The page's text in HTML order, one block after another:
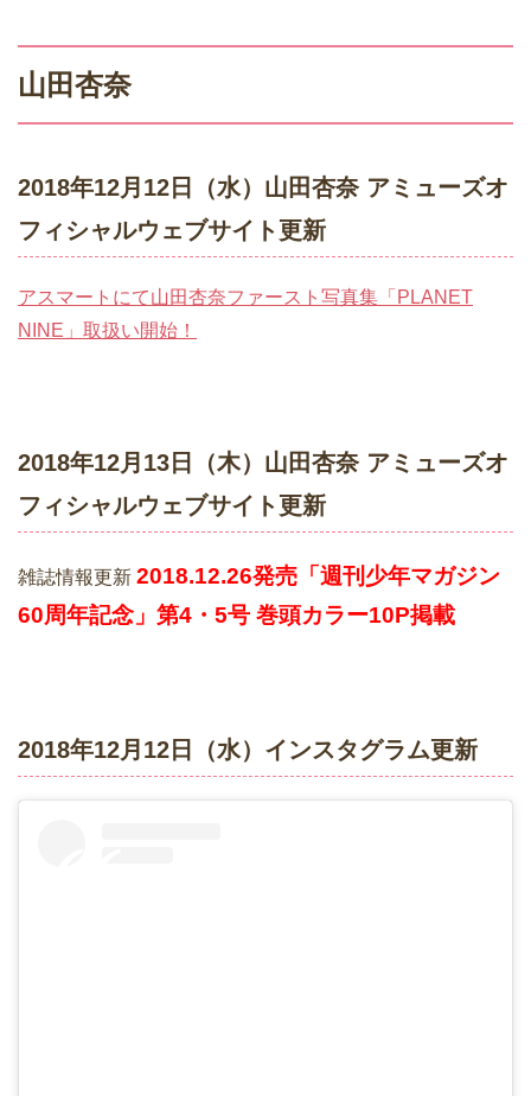
山田杏奈
2018年12月12日（水）山田杏奈 アミューズオ
フィシャルウェブサイト更新
アスマートにて山田杏奈ファースト写真集「PLANET
NINE」取扱い開始！
2018年12月13日（木）山田杏奈 アミューズオ
フィシャルウェブサイト更新
雑誌情報更新 2018.12.26発売「週刊少年マガジン
60周年記念」第4・5号 巻頭カラー10P掲載
2018年12月12日（水）インスタグラム更新